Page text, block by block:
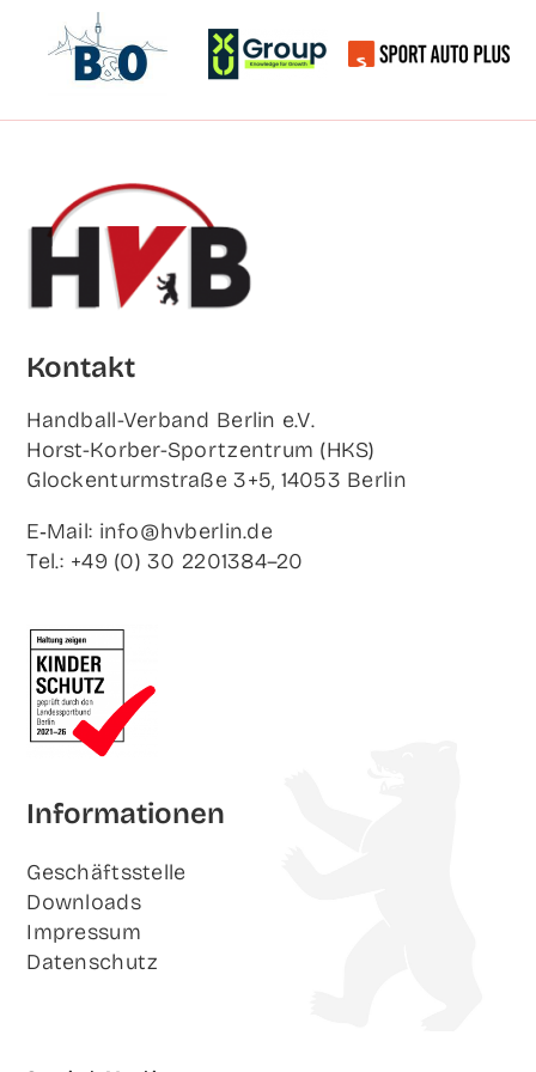
Kon­takt
Hand­ball-Ver­band Ber­lin e.V.
Horst-Korb­er-Sport­zen­trum (HKS)
Glo­cken­turm­stra­ße 3+5, 14053 Berlin
E‑Mail: info@hvberlin.de
Tel.: +49 (0) 30 2201384–20
Infor­ma­tio­nen
Geschäfts­stel­le
Down­loads
Impres­sum
Daten­schutz